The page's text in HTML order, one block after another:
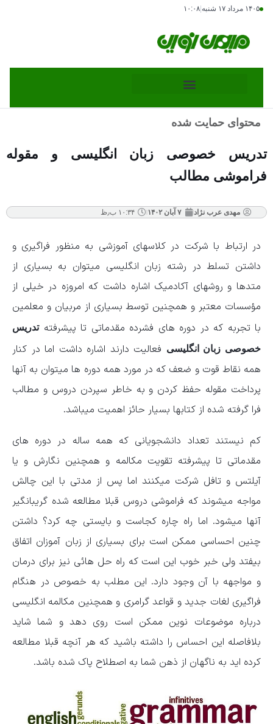
۱۴۰۵ مرداد ۱۷ شنبه ۱۰:۰۸
محتوای حمایت شده
تدریس خصوصی زبان انگلیسی و مقوله
فراموشی مطالب
مهدی عرب نژاد ۷ آبان ۱۴۰۲ ۱۰:۳۴ ب٫ظ
در ارتباط با شرکت در کلاسهای آموزشی به منظور فراگیری و
داشتن تسلط در رشته زبان انگلیسی میتوان به بسیاری از
متدها و روشهای آکادمیک اشاره داشت که امروزه در خیلی از
مؤسسات معتبر و همچنین توسط بسیاری از مربیان و معلمین
با تجربه که در دوره های فشرده مقدماتی تا پیشرفتهتدریس
خصوصی زبان انگلیسی فعالیت دارند اشاره داشت اما در کنار
همه نقاط قوت و ضعف که در مورد همه دوره ها میتوان به آنها
پرداخت مقوله حفظ کردن و به خاطر سپردن دروس و مطالب
فرا گرفته شده از کتابها بسیار حائز اهمیت میباشد.
کم نیستند تعداد دانشجویانی که همه ساله در دوره های
مقدماتی تا پیشرفته تقویت مکالمه و همچنین نگارش و یا
آیلتس و تافل شرکت میکنند اما پس از مدتی با این چالش
مواجه میشوند که فراموشی دروس قبلا مطالعه شده گریبانگیر
آنها میشود. اما راه چاره کجاست و بایستی چه کرد؟ داشتن
چنین احساسی ممکن است برای بسیاری از زبان آموزان اتفاق
بیفتد ولی خبر خوب این است که راه حل هائی نیز برای درمان
و مواجهه با آن وجود دارد. این مطلب به خصوص در هنگام
فراگیری لغات جدید و قواعد گرامری و همچنین مکالمه انگلیسی
درباره موضوعات نوین ممکن است روی دهد و شما شاید
بلافاصله این احساس را داشته باشید که هر آنچه قبلا مطالعه
کرده اید به ناگهان از ذهن شما به اصطلاح پاک شده باشد.